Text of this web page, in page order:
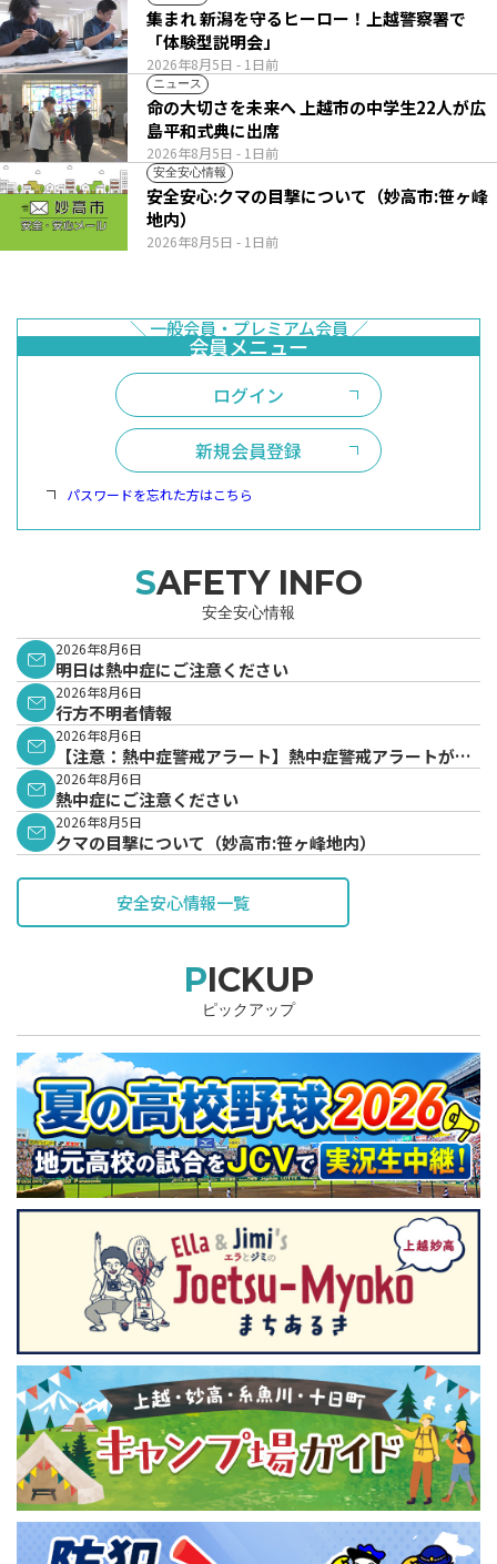
2026年8月5日 - 1日前
集まれ 新潟を守るヒーロー！上越警察署で
「体験型説明会」
ニュース
2026年8月5日 - 1日前
命の大切さを未来へ 上越市の中学生22人が広
島平和式典に出席
安全安心情報
2026年8月5日 - 1日前
安全安心:クマの目撃について（妙高市:笹ヶ峰
地内）
ログイン
新規会員登録
パスワードを忘れた方はこちら
SAFETY INFO
安全安心情報
2026年8月6日
明日は熱中症にご注意ください
2026年8月6日
行方不明者情報
2026年8月6日
【注意：熱中症警戒アラート】熱中症警戒アラートが発
表されています。
2026年8月6日
熱中症にご注意ください
2026年8月5日
クマの目撃について（妙高市:笹ヶ峰地内）
安全安心情報一覧
PICKUP
ピックアップ